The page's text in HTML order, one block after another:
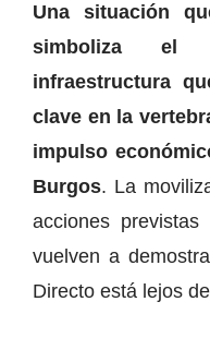
Una situación
simboliza el
infraestructura
clave en la
impulso
Burgos. La
acciones
vuelven a
Directo está lejos